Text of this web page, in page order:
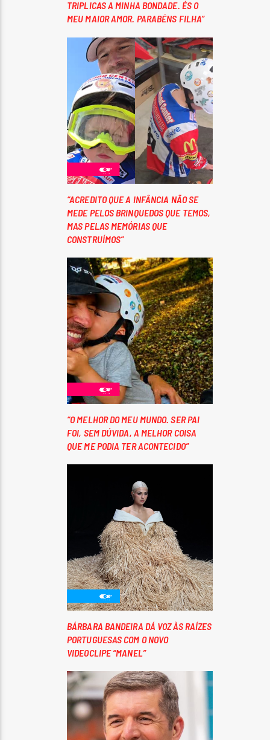
TRIPLICAS A MINHA BONDADE. ÉS O
MEU MAIOR AMOR. PARABÉNS FILHA”
“ACREDITO QUE A INFÂNCIA NÃO SE
MEDE PELOS BRINQUEDOS QUE TEMOS,
MAS PELAS MEMÓRIAS QUE
CONSTRUÍMOS”
“O MELHOR DO MEU MUNDO. SER PAI
FOI, SEM DÚVIDA, A MELHOR COISA
QUE ME PODIA TER ACONTECIDO”
BÁRBARA BANDEIRA DÁ VOZ ÀS RAÍZES
PORTUGUESAS COM O NOVO
VIDEOCLIPE “MANEL”